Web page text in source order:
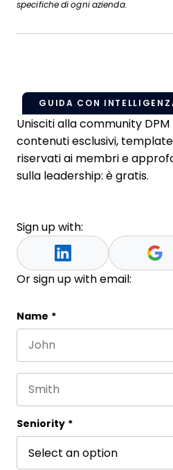
specifiche di ogni azienda.
GUIDA CON
Unisciti alla community
contenuti esclusivi,
riservati ai membri e
sulla leadership: è gratis.
Sign up with:
Or sign up with email:
Company
This field is for validation
Name *
Seniority *